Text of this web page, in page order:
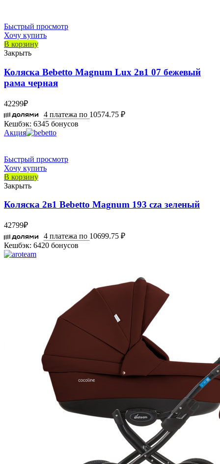
Быстрый просмотр
Хочу купить
В корзину
Закрыть
Коляска Bebetto Magnum Lux 2в1 07 бежевый
рама черная
42299₽
4 платежа по 10574.75 ₽
Кешбэк: 6345 бонусов
Акция
Быстрый просмотр
Хочу купить
В корзину
Закрыть
Коляска 2в1 Bebetto Magnum 193 cza зеленый
42799₽
4 платежа по 10699.75 ₽
Кешбэк: 6420 бонусов